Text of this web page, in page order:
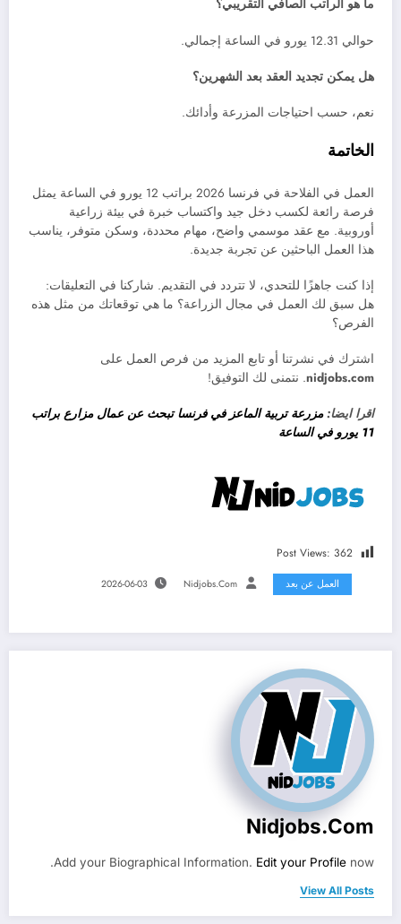
ما هو الراتب الصافي التقريبي؟
حوالي 12.31 يورو في الساعة إجمالي.
هل يمكن تجديد العقد بعد الشهرين؟
نعم، حسب احتياجات المزرعة وأدائك.
الخاتمة
العمل في الفلاحة في فرنسا 2026 براتب 12 يورو في الساعة يمثل
فرصة رائعة لكسب دخل جيد واكتساب خبرة في بيئة زراعية
أوروبية. مع عقد موسمي واضح، مهام محددة، وسكن متوفر، يناسب
هذا العمل الباحثين عن تجربة جديدة.
إذا كنت جاهزًا للتحدي، لا تتردد في التقديم. شاركنا في التعليقات:
هل سبق لك العمل في مجال الزراعة؟ ما هي توقعاتك من مثل هذه
الفرص؟
اشترك في نشرتنا أو تابع المزيد من فرص العمل على
nidjobs.com. نتمنى لك التوفيق!
اقرا ايضا:مزرعة تربية الماعز في فرنسا تبحث عن عمال مزارع براتب
11 يورو في الساعة
Post Views: 362
العمل عن بعد Nidjobs.com
2026-06-03
Nidjobs.com
Add your Biographical Information. Edit your Profile now.
View All Posts